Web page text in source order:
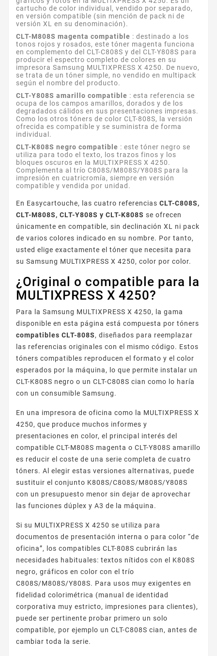
cartucho de color individual, vendido por separado,
en versión compatible (sin mención de pack ni de
versión XL en su denominación).
CLT-M808S magenta compatible : destinado a los
tonos rojos y rosados, este tóner magenta funciona
en complemento del CLT-C808S y del CLT-Y808S para
producir el espectro completo de colores en su
impresora Samsung MULTIXPRESS X 4250. De nuevo,
se trata de un tóner simple, no vendido en multipack
según el nombre del producto.
CLT-Y808S amarillo compatible : esta referencia se
ocupa de los campos amarillos, dorados y de los
degradados cálidos en sus presentaciones impresas.
Como los otros tóners de color CLT-808S, la versión
ofrecida es compatible y se suministra de forma
individual.
CLT-K808S negro compatible : este tóner negro se
utiliza para todo el texto, los trazos finos y los
bloques oscuros en la MULTIXPRESS X 4250.
Complementa al trío C808S/M808S/Y808S para la
impresión en cuatricromía, siempre en versión
compatible y vendida por unidad.
En Easycartouche, las cuatro referencias CLT-C808S,
CLT-M808S, CLT-Y808S y CLT-K808S se ofrecen
únicamente en compatible, sin declinación XL ni pack
de varios colores indicado en su nombre. Por tanto,
usted elige exactamente el tóner que necesita para
su Samsung MULTIXPRESS X 4250, color por color.
¿Original o compatible para la
MULTIXPRESS X 4250?
Para la Samsung MULTIXPRESS X 4250, la gama
disponible en esta página está compuesta por tóners
compatibles CLT-808S, diseñados para reemplazar
las referencias originales con el mismo código. Estos
tóners compatibles reproducen el formato y el color
esperados por la máquina, lo que permite instalar un
CLT-K808S negro o un CLT-C808S cian como lo haría
con un consumible Samsung.
En una impresora de oficina como la MULTIXPRESS X
4250, que produce muchos informes y
presentaciones en color, el principal interés del
compatible CLT-M808S magenta o CLT-Y808S amarillo
es reducir el coste de una serie completa de cuatro
tóners. Al elegir estas versiones alternativas, puede
sustituir el conjunto K808S/C808S/M808S/Y808S
con un presupuesto menor sin dejar de aprovechar
las funciones dúplex y A3 de la máquina.
Si su MULTIXPRESS X 4250 se utiliza para
documentos de presentación interna o para color “de
oficina”, los compatibles CLT-808S cubrirán las
necesidades habituales: textos nítidos con el K808S
negro, gráficos en color con el trío
C808S/M808S/Y808S. Para usos muy exigentes en
fidelidad colorimétrica (manual de identidad
corporativa muy estricto, impresiones para clientes),
puede ser pertinente probar primero un solo
compatible, por ejemplo un CLT-C808S cian, antes de
cambiar toda la serie.